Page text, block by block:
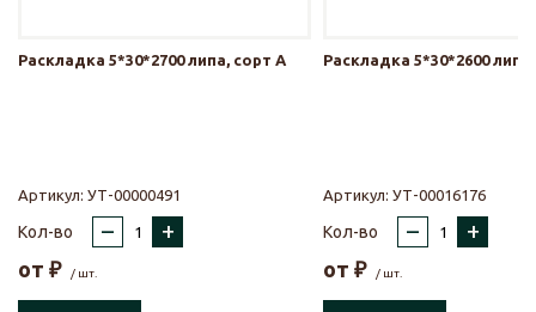
Раскладка 5*30*2700 липа, сорт А
Артикул: УТ-00000491
Кол-во – +
от ₽ / шт.
Раскладка 5*30*2600
Артикул: УТ-00016176
Кол-во – +
от ₽ / шт.